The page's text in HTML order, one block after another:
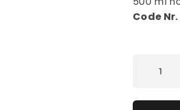
Code